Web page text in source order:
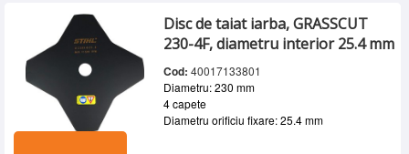
Disc de taiat iarba, GRASSCUT
230-4F, diametru interior 25.4 mm
Cod: 40017133801
Diametru: 230 mm
4 capete
Diametru orificiu fixare: 25.4 mm